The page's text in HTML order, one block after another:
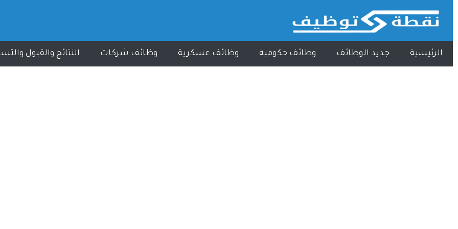
الرئيسية جديد الوظائف وظائف حكومية وظائف عسكرية وظائف شركات النتائج والقبول